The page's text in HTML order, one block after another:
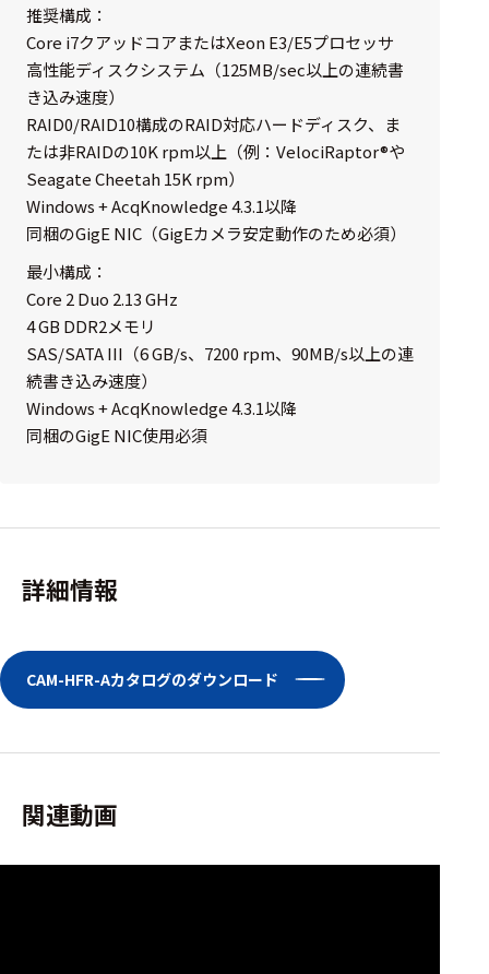
推奨構成：
Core i7クアッドコアまたはXeon E3/E5プロセッサ
高性能ディスクシステム（125MB/sec以上の連続書
き込み速度）
RAID0/RAID10構成のRAID対応ハードディスク、ま
たは非RAIDの10K rpm以上（例：VelociRaptor®や
Seagate Cheetah 15K rpm）
Windows + AcqKnowledge 4.3.1以降
同梱のGigE NIC（GigEカメラ安定動作のため必須）
最小構成：
Core 2 Duo 2.13 GHz
4 GB DDR2メモリ
SAS/SATA III（6 GB/s、7200 rpm、90MB/s以上の連
続書き込み速度）
Windows + AcqKnowledge 4.3.1以降
同梱のGigE NIC使用必須
詳細情報
CAM-HFR-Aカタログのダウンロード
関連動画